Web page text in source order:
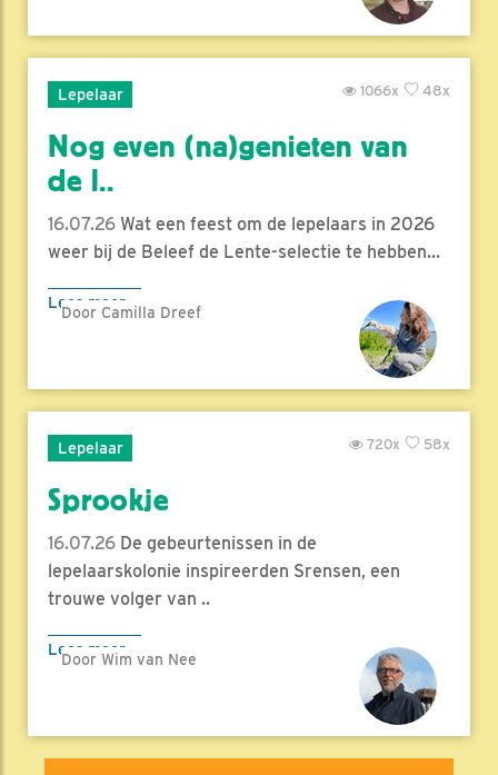
Lepelaar 48x
1066x
Nog even (na)genieten van
de l..
16.07.26 Wat een feest om de lepelaars in 2026
weer bij de Beleef de Lente-selectie te hebben...
Lees meer
Door Camilla Dreef
Lepelaar 58x
720x
Sprookje
16.07.26 De gebeurtenissen in de
lepelaarskolonie inspireerden Srensen, een
trouwe volger van ..
Lees meer
Door Wim van Nee